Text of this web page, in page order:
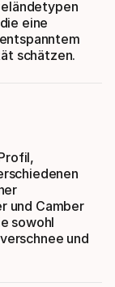
eine
schätzen.
und Camber
sowohl
und